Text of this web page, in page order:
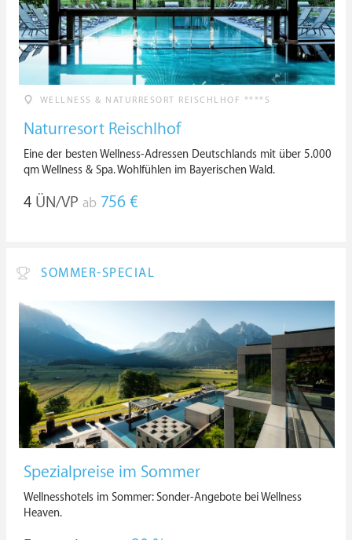
WELLNESS & NATURRESORT REISCHLHOF ****S
Naturresort Reischlhof
Eine der besten Wellness-Adressen Deutschlands mit über 5.000
qm Wellness & Spa. Wohlfühlen im Bayerischen Wald.
4 ÜN/VP ab 756 €
SOMMER-SPECIAL
Spezialpreise im Sommer
Wellnesshotels im Sommer: Sonder-Angebote bei Wellness
Heaven.